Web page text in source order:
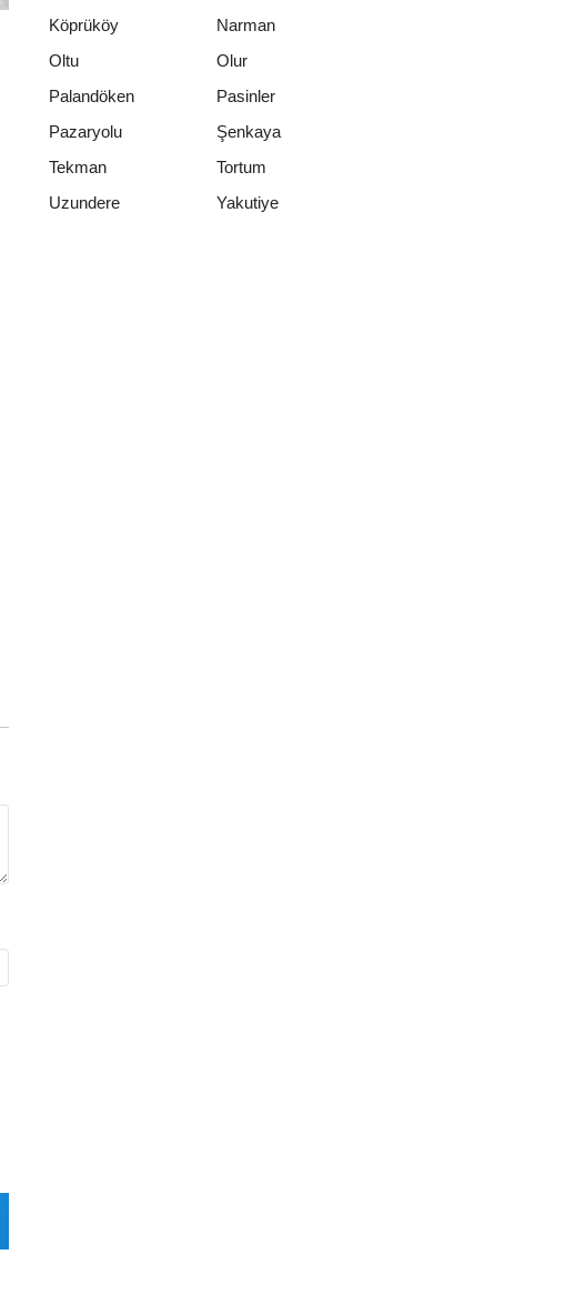
Köprüköy
Narman
Oltu
Olur
Palandöken
Pasinler
Pazaryolu
Şenkaya
Tekman
Tortum
Uzundere
Yakutiye